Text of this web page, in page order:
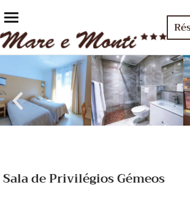
Sala de Privilégios Gémeos